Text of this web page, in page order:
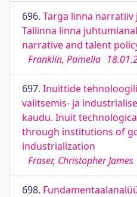
696. Targa linna
Tallinna linna
narrative and talent
Franklin, Pamella
697. Inuittide
valitsemis- ja
kaudu. Inuit
through institutions of
industrialization
Fraser, Christopher James
698.